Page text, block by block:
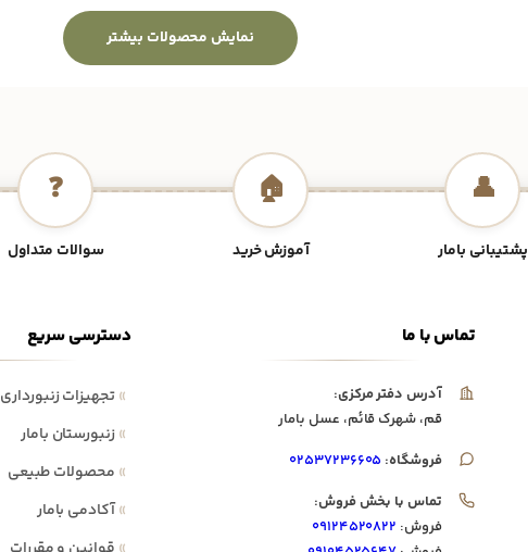
نمایش محصولات بیشتر
👤
پشتیبانی بامار
🏠
آموزش خرید
❓
سوالات متداول
دسترسی سریع
»تجهیزات زنبورداری
»زنبورستان بامار
» محصولات طبیعی
»آکادمی بامار
تماس با ما
آدرس دفتر مرکزی:
قم، شهرک قائم، عسل بامار
فروشگاه: ۰۲۵۳۷۲۳۶۶۰۵
تماس با بخش فروش:
فروش: ۰۹۱۲۴۵۲۰۸۲۲